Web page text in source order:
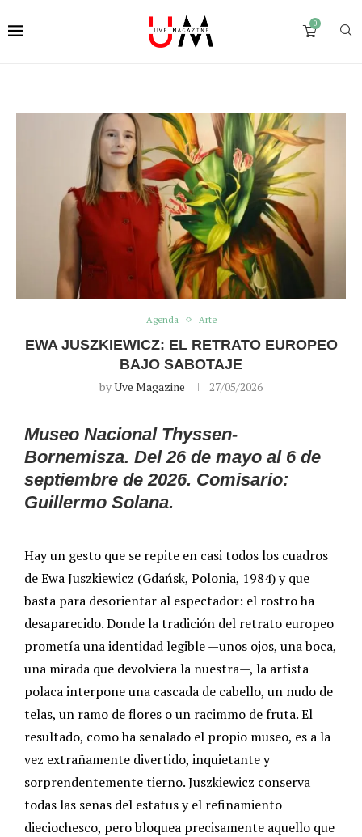
0
Agenda Arte
EWA JUSZKIEWICZ: EL RETRATO EUROPEO
BAJO SABOTAJE
byUve Magazine 27/05/2026
Museo Nacional Thyssen-
Bornemisza. Del 26 de mayo al 6 de
septiembre de 2026. Comisario:
Guillermo Solana.
Hay un gesto que se repite en casi todos los cuadros
de Ewa Juszkiewicz (Gdańsk, Polonia, 1984) y que
basta para desorientar al espectador: el rostro ha
desaparecido. Donde la tradición del retrato europeo
prometía una identidad legible —unos ojos, una boca,
una mirada que devolviera la nuestra—, la artista
polaca interpone una cascada de cabello, un nudo de
telas, un ramo de flores o un racimmo de fruta. El
resultado, como ha señalado el propio museo, es a la
vez extrañamente divertido, inquietante y
sorprendentemente tierno. Juszkiewicz conserva
todas las señas del estatus y el refinamiento
dieciochesco, pero bloquea precisamente aquello que